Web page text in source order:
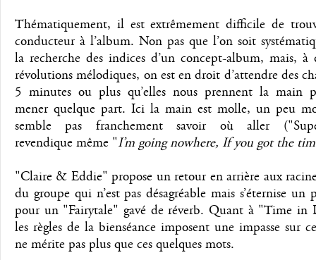
Thématiquement, il est extrêmement difficile de
conducteur à l’album. Non pas que l’on soit
la recherche des indices d’un concept-album, mais, à
révolutions mélodiques, on est en droit d’attendre des
5 minutes ou plus qu’elles nous prennent la main
mener quelque part. Ici la main est molle, un peu
semble pas franchement savoir où aller
revendique même "I’m going nowhere, If you got the
"Claire & Eddie" propose un retour en arrière aux
du groupe qui n’est pas désagréable mais s’éternise un
pour un "Fairytale" gavé de réverb. Quant à "Time in
les règles de la bienséance imposent une impasse sur
ne mérite pas plus que ces quelques mots.